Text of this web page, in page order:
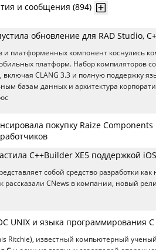
и сообщения (894)
обновление для RAD Studio,
и платформенных компонент коснулись
платформ. Набор компиляторов
, включая CLANG 3.3 и полную поддержку
базам данных и архитектура
покупку Raize
C++Builder XE5 поддержкой iOS
собой средство разработки
рассказали CNews в компании, новый
UNIX и языка программирования C
Ritchie), известный компьютерный